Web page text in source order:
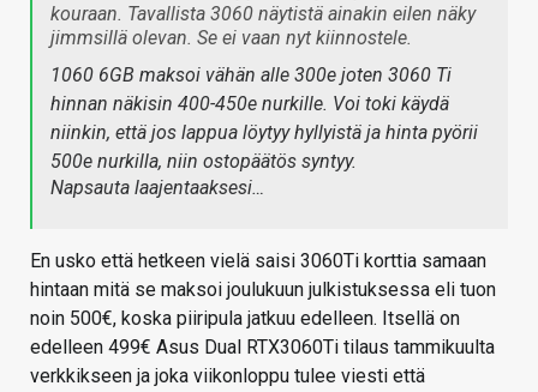
kouraan. Tavallista 3060 näytistä ainakin eilen näky
jimmsillä olevan. Se ei vaan nyt kiinnostele.
1060 6GB maksoi vähän alle 300e joten 3060 Ti
hinnan näkisin 400-450e nurkille. Voi toki käydä
niinkin, että jos lappua löytyy hyllyistä ja hinta pyörii
500e nurkilla, niin ostopäätös syntyy.
Napsauta laajentaaksesi…
En usko että hetkeen vielä saisi 3060Ti korttia samaan
hintaan mitä se maksoi joulukuun julkistuksessa eli tuon
noin 500€, koska piiripula jatkuu edelleen. Itsellä on
edelleen 499€ Asus Dual RTX3060Ti tilaus tammikuulta
verkkikseen ja joka viikonloppu tulee viesti että